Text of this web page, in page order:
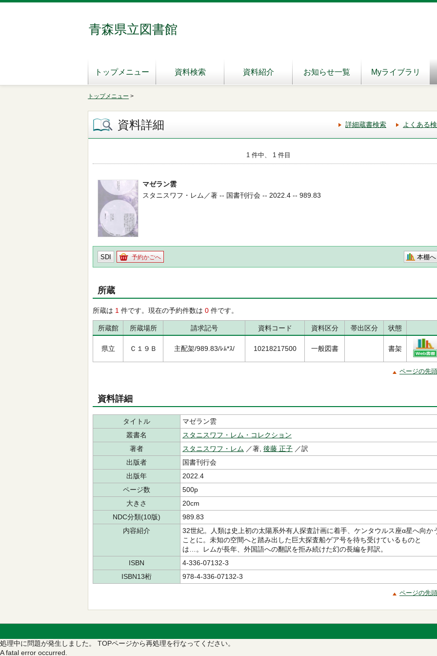
青森県立図書館
トップメニュー 資料検索 資料紹介 お知らせ一覧 Myライブラリ
トップメニュー >
資料詳細 詳細蔵書検索 よくある
1 件中、 1 件目
マゼラン雲
スタニスワフ・レム／著 -- 国書刊行会 -- 2022.4 -- 989.83
SDI 予約かごへ 本棚へ
所蔵
所蔵は 1 件です。現在の予約件数は 0 件です。
所蔵館 所蔵場所 請求記号 資料コード 資料区分 帯出区分 状態
県立 Ｃ１９Ｂ 主配架/989.83/ﾚﾑ*ｽ/ 10218217500 一般図書 書架
ページの先
資料詳細
タイトル
マゼラン雲
叢書名
スタニスワフ・レム・コレクション
著者
スタニスワフ・レム ／著, 後藤 正子 ／訳
出版者
国書刊行会
出版年
2022.4
ページ数
500p
大きさ
20cm
NDC分類(10版)
989.83
内容紹介
32世紀。人類は史上初の太陽系外有人探査計画に着手、ケンタウルス座α星へ向か
ことに。未知の空間へと踏み出した巨大探査船ゲア号を待ち受けているものと
は…。レムが長年、外国語への翻訳を拒み続けた幻の長編を邦訳。
ISBN
4-336-07132-3
ISBN13桁
978-4-336-07132-3
ページの先
処理中に問題が発生しました。 TOPページから再処理を行なってください。
A fatal error occurred.